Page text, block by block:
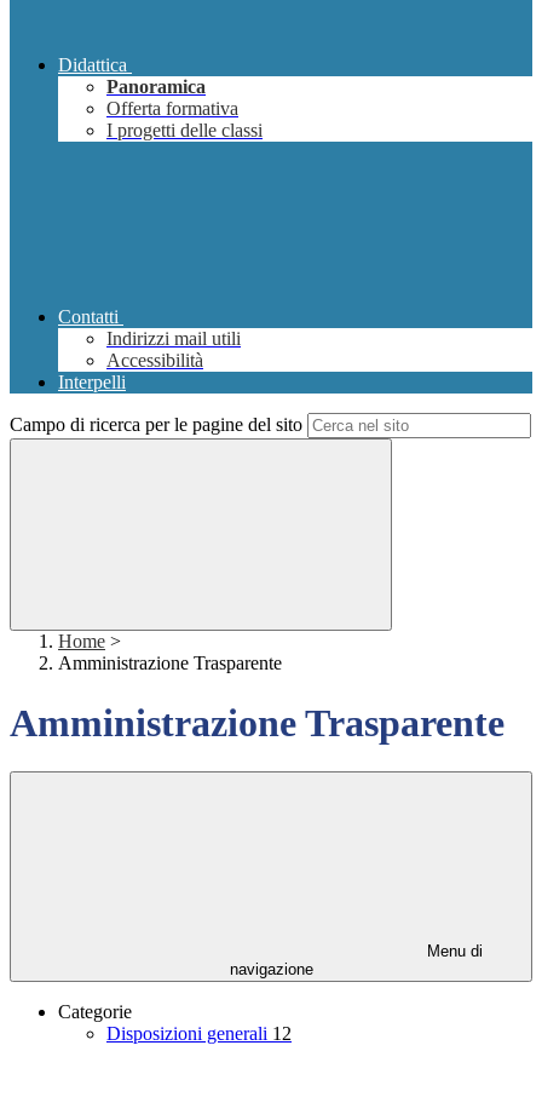
Didattica
Panoramica
Offerta formativa
I progetti delle classi
Contatti
Indirizzi mail utili
Accessibilità
Interpelli
Campo di ricerca per le pagine del sito
Home >
Amministrazione Trasparente
Amministrazione Trasparente
Menu di
navigazione
Categorie
Disposizioni generali 12